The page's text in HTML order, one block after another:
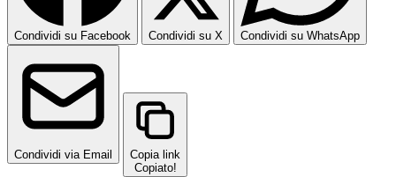
Condividi su Facebook Condividi su X Condividi su WhatsApp
Condividi via Email
Copia link
Copiato!